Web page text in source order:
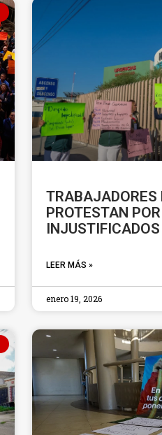
TRABAJADORES
PROTESTAN
INJUSTIFICADOS
LEER MÁS »
enero 19, 2026